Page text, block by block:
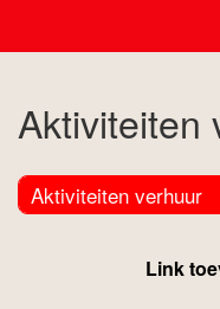
Aktiviteiten
Aktiviteiten verhuur
Link